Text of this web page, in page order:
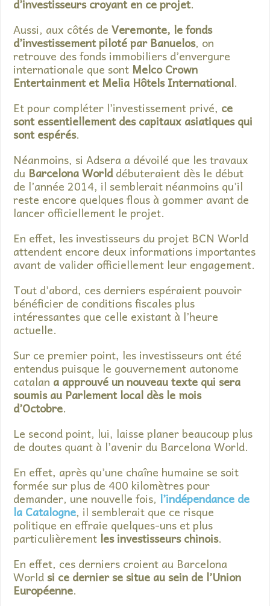
d’investisseurs croyant en ce projet.
Aussi, aux côtés deVeremonte, le fonds
d’investissement piloté par Banuelos, on
retrouve des fonds immobiliers d’envergure
internationale que sont Melco Crown
Entertainment et Melia Hôtels International.
Et pour compléter l’investissement privé, ce
sont essentiellement des capitaux asiatiques qui
sont espérés.
Néanmoins, si Adsera a dévoilé que les travaux
du Barcelona Worlddébuteraient dès le début
de l’année 2014, il semblerait néanmoins qu’il
reste encore quelques flous à gommer avant de
lancer officiellement le projet.
En effet, les investisseurs du projet BCN World
attendent encore deux informations importantes
avant de valider officiellement leur engagement.
Tout d’abord, ces derniers espéraient pouvoir
bénéficier de conditions fiscales plus
intéressantes que celle existant à l’heure
actuelle.
Sur ce premier point, les investisseurs ont été
entendus puisque le gouvernement autonome
catalan a approuvé un nouveau texte qui sera
soumis au Parlement local dès le mois
d’Octobre.
Le second point, lui, laisse planer beaucoup plus
de doutes quant à l’avenir du Barcelona World.
En effet, après qu’une chaîne humaine se soit
formée sur plus de 400 kilomètres pour
demander, une nouvelle fois, l’indépendance de
la Catalogne, il semblerait que ce risque
politique en effraie quelques-uns et plus
particulièrement les investisseurs chinois.
En effet, ces derniers croient au Barcelona
World si ce dernier se situe au sein de l’Union
Européenne.